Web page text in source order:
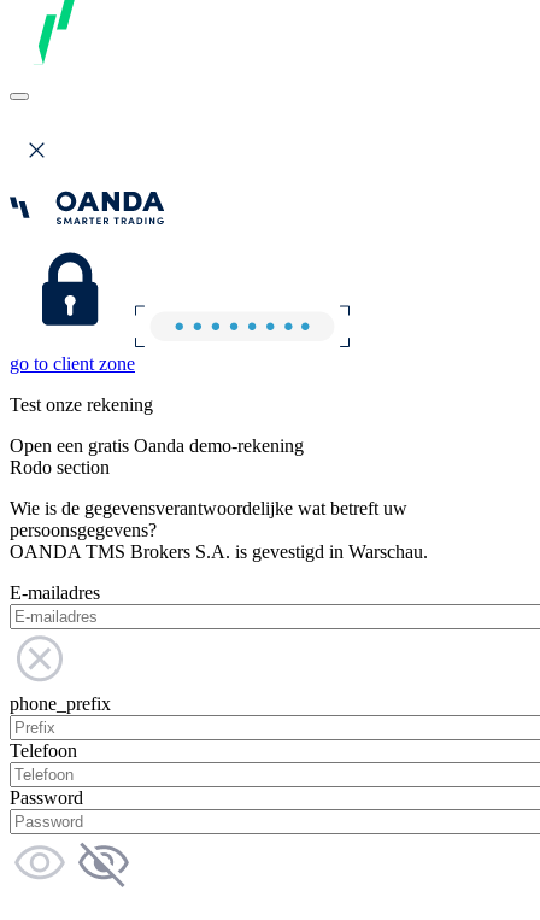
go to client zone
Test onze rekening
Open een gratis Oanda demo-rekening
Rodo section
Wie is de gegevensverantwoordelijke wat betreft uw
persoonsgegevens?
OANDA TMS Brokers S.A. is gevestigd in Warschau.
E-mailadres
phone_prefix
Telefoon
Password